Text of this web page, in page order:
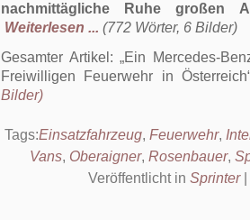
nachmittägliche Ruhe großen
Weiterlesen ... (772 Wörter, 6 Bilder)
Gesamter Artikel: Ein Mercedes-
Freiwilligen Feuerwehr in Österreich
Bilder)
Tags:Einsatzfahrzeug, Feuerwehr,
Vans, Oberaigner, Rosenbauer,
Veröffentlicht in Sprinter|